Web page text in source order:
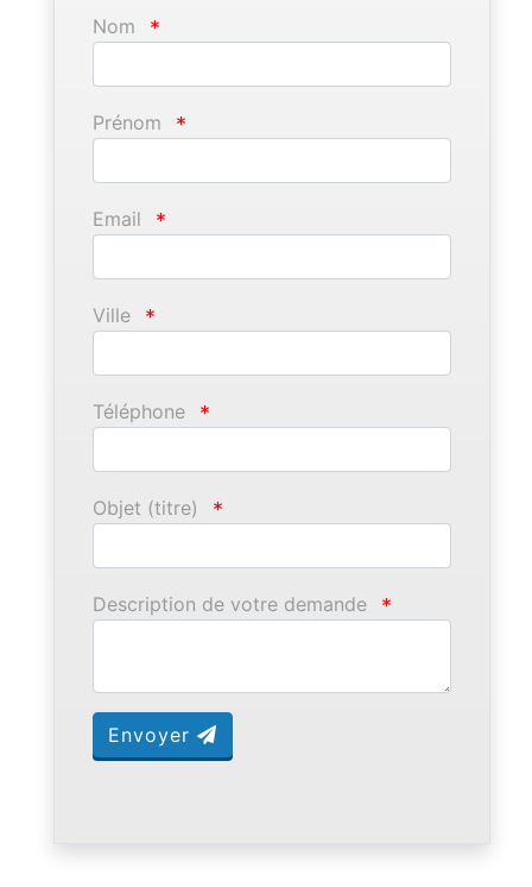
Nom *
Prénom *
Email *
Ville *
Téléphone *
Objet (titre) *
Description de votre demande *
Envoyer